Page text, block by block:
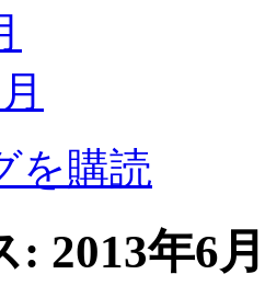
を購読
: 2013年6